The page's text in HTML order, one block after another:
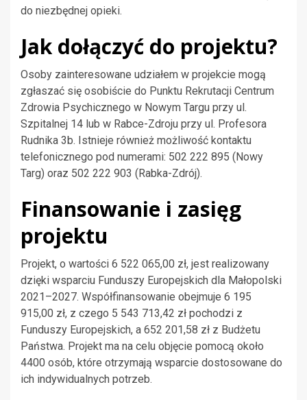
do niezbędnej opieki.
Jak dołączyć do projektu?
Osoby zainteresowane udziałem w projekcie mogą
zgłaszać się osobiście do Punktu Rekrutacji Centrum
Zdrowia Psychicznego w Nowym Targu przy ul.
Szpitalnej 14 lub w Rabce-Zdroju przy ul. Profesora
Rudnika 3b. Istnieje również możliwość kontaktu
telefonicznego pod numerami: 502 222 895 (Nowy
Targ) oraz 502 222 903 (Rabka-Zdrój).
Finansowanie i zasięg
projektu
Projekt, o wartości 6 522 065,00 zł, jest realizowany
dzięki wsparciu Funduszy Europejskich dla Małopolski
2021–2027. Współfinansowanie obejmuje 6 195
915,00 zł, z czego 5 543 713,42 zł pochodzi z
Funduszy Europejskich, a 652 201,58 zł z Budżetu
Państwa. Projekt ma na celu objęcie pomocą około
4400 osób, które otrzymają wsparcie dostosowane do
ich indywidualnych potrzeb.